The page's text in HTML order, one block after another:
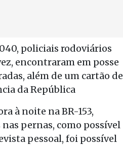
policiais rodoviários
encontraram em posse
além de um cartão de
da República
à noite na BR-153,
pernas, como possível
pessoal, foi possível